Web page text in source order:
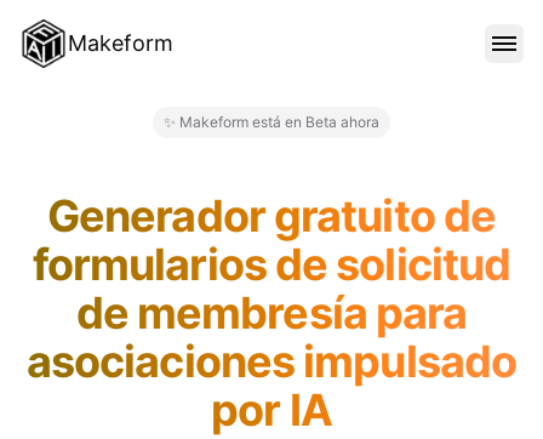
Makeform
BLOG
PRECIOS
✨ Makeform está en Beta ahora
Generador gratuito de
formularios de solicitud
de membresía para
asociaciones impulsado
por IA